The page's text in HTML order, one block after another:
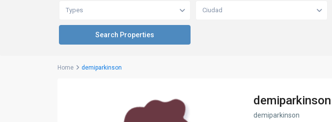
Types Ciudad
Home demiparkinson
demiparkinson
demiparkinson